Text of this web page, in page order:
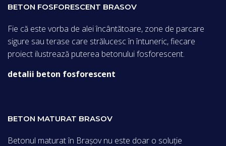
BETON FOSFORESCENT BRASOV
Fie că este vorba de alei încântătoare, zone de parcare
sigure sau terase care strălucesc în întuneric, fiecare
proiect ilustrează puterea betonului fosforescent.
detalii beton fosforescent
BETON MATURAT BRASOV
Betonul maturat în Brașov nu este doar o soluție